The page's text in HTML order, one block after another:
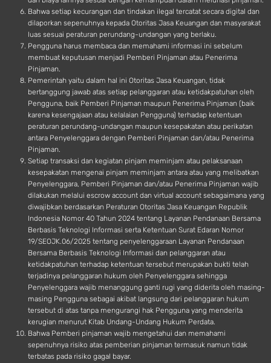
Bahwa setiap kecurangan dan tindakan ilegal tercatat secara digital dan
dilaporkan sepenuhnya kepada Otoritas Jasa Keuangan dan masyarakat
luas sesuai peraturan perundang-undangan yang berlaku.
Pengguna harus membaca dan memahami informasi ini sebelum
membuat keputusan menjadi Pemberi Pinjaman atau Penerima
Pinjaman.
Pemerintah yaitu dalam hal ini Otoritas Jasa Keuangan, tidak
bertanggung jawab atas setiap pelanggaran atau ketidakpatuhan oleh
Pengguna, baik Pemberi Pinjaman maupun Penerima Pinjaman (baik
karena kesengajaan atau kelalaian Pengguna) terhadap ketentuan
peraturan perundang-undangan maupun kesepakatan atau perikatan
antara Penyelenggara dengan Pemberi Pinjaman dan/atau Penerima
Pinjaman.
Setiap transaksi dan kegiatan pinjam meminjam atau pelaksanaan
kesepakatan mengenai pinjam meminjam antara atau yang melibatkan
Penyelenggara, Pemberi Pinjaman dan/atau Penerima Pinjaman wajib
dilakukan melalui escrow account dan virtual account sebagaimana yang
diwajibkan berdasarkan Peraturan Otoritas Jasa Keuangan Republik
Indonesia Nomor 40 Tahun 2024 tentang Layanan Pendanaan Bersama
Berbasis Teknologi Informasi serta Ketentuan Surat Edaran Nomor
19/SEOJK.06/2025 tentang penyelenggaraan Layanan Pendanaan
Bersama Berbasis Teknologi Informasi dan pelanggaran atau
ketidakpatuhan terhadap ketentuan tersebut merupakan bukti telah
terjadinya pelanggaran hukum oleh Penyelenggara sehingga
Penyelenggara wajib menanggung ganti rugi yang diderita oleh masing-
masing Pengguna sebagai akibat langsung dari pelanggaran hukum
tersebut di atas tanpa mengurangi hak Pengguna yang menderita
kerugian menurut Kitab Undang-Undang Hukum Perdata.
Bahwa Pemberi pinjaman wajib mengetahui dan memahami
sepenuhnya risiko atas pemberian pinjaman termasuk namun tidak
terbatas pada risiko gagal bayar.